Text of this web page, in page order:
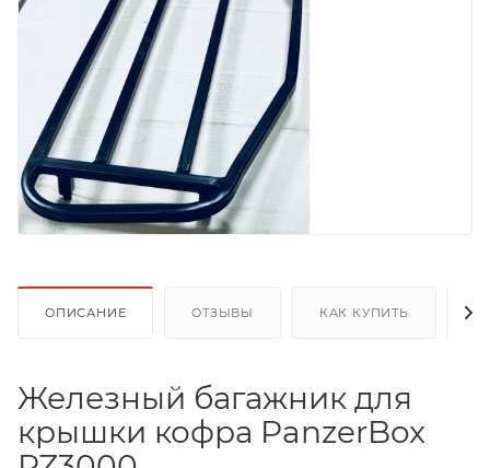
ОПИСАНИЕ ОТЗЫВЫ КАК КУПИТЬ
Железный багажник для
крышки кофра PanzerBox